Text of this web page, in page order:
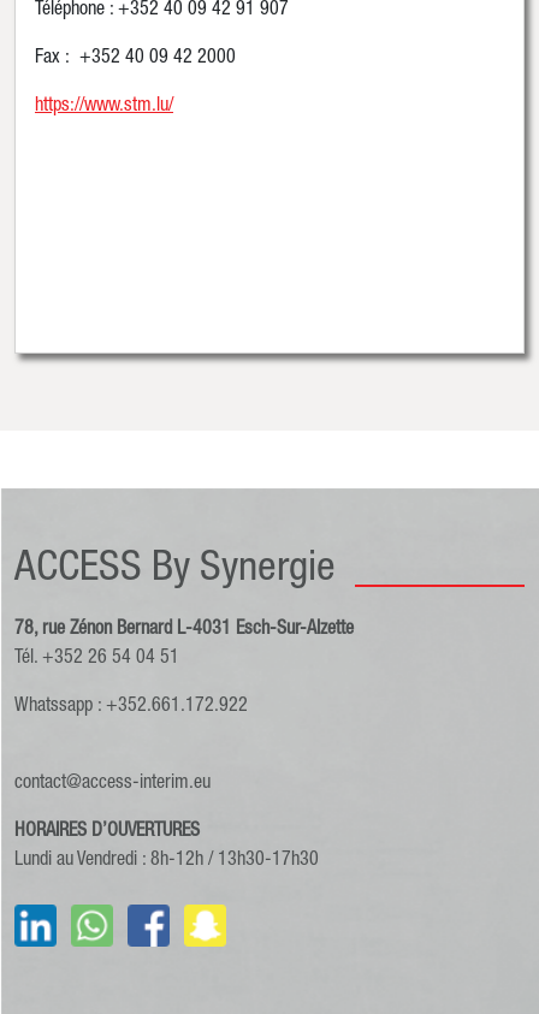
Téléphone : +352 40 09 42 91 907
Fax : +352 40 09 42 2000
https://www.stm.lu/
ACCESS By Synergie
78, rue Zénon Bernard L-4031 Esch-Sur-Alzette
Tél. +352 26 54 04 51
Whatssapp : +352.661.172.922
contact@access-interim.eu
HORAIRES D’OUVERTURES
Lundi au Vendredi : 8h-12h / 13h30-17h30